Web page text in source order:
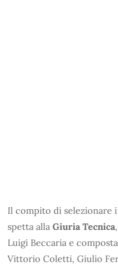
Il compito di selezionare
spetta alla Giuria Tecnica
Luigi Beccaria e
Vittorio Coletti, Giulio